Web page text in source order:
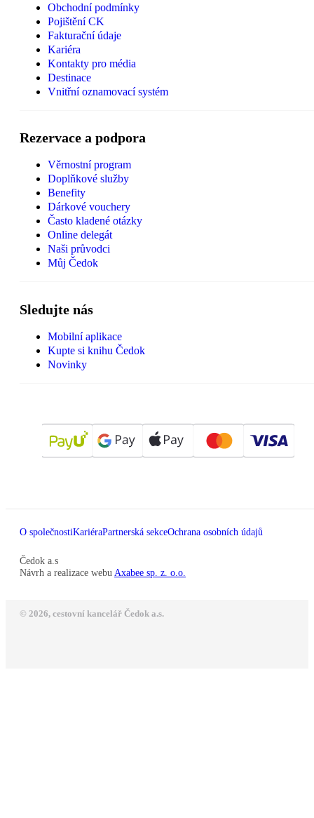
Obchodní podmínky
Pojištění CK
Fakturační údaje
Kariéra
Kontakty pro média
Destinace
Vnitřní oznamovací systém
Rezervace a podpora
Věrnostní program
Doplňkové služby
Benefity
Dárkové vouchery
Často kladené otázky
Online delegát
Naši průvodci
Můj Čedok
Sledujte nás
Mobilní aplikace
Kupte si knihu Čedok
Novinky
O společnostiKariéraPartnerská sekceOchrana osobních údajů
Čedok a.s
Návrh a realizace webu Axabee sp. z. o.o.
© 2026, cestovní kancelář Čedok a.s.